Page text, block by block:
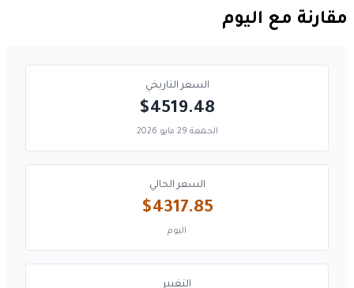
مقارنة مع اليوم
السعر التاريخي
$4519.48
الجمعة 29 مايو 2026
السعر الحالي
$4317.85
اليوم
التغيير